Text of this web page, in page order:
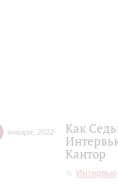
января 2022
Как
Кантор
Интервью